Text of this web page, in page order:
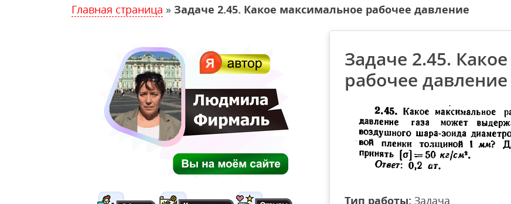
Главная страница » Задаче 2.45. Какое максимальное рабочее давление
Задаче 2.45.
рабочее давление
Тип работы: Задача